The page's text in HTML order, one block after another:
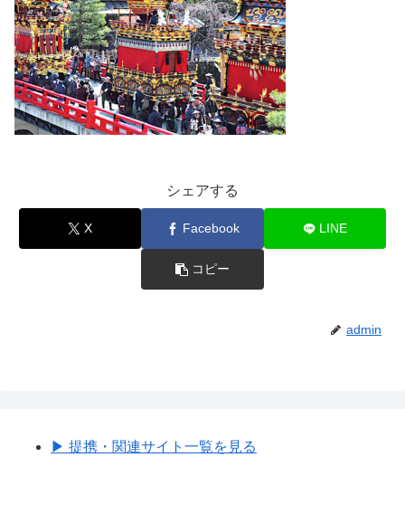
シェアする
X Facebook LINE
コピー
admin
▶︎ 提携・関連サイト一覧を見る